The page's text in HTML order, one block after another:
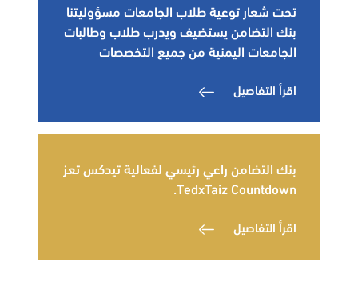
تحت شعار توعية طلاب الجامعات مسؤوليتنا
بنك التضامن يستضيف ويدرب طلاب وطالبات
الجامعات اليمنية من جميع التخصصات
اقرأ التفاصيل
بنك التضامن راعي رئيسي لفعالية تيدكس تعز
TedxTaiz Countdown.
اقرأ التفاصيل